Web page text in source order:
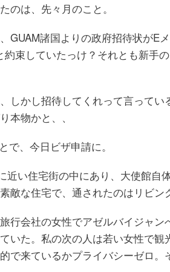
のは、先々月のこと。
諸国よりの政府招待状がEメ
していたっけ？それとも新手
かし招待してくれって言って
物かと、、
、今日ビザ申請に。
い住宅街の中にあり、大使館
な住宅で、通されたのはリビン
会社の女性でアゼルバイジャ
た。私の次の人は若い女性で観
来ているかプライバシーゼロ。